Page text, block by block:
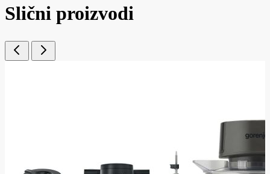
Slični proizvodi